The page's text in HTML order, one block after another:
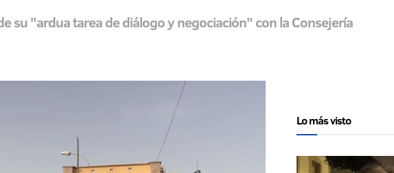
su "ardua tarea de diálogo y negociación" con la Consejería
Lo más visto